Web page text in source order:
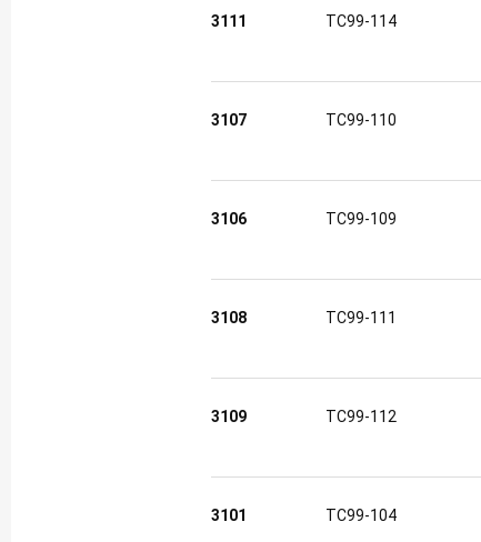
3111 TC99-114
3107 TC99-110
3106 TC99-109
3108 TC99-111
3109 TC99-112
3101 TC99-104